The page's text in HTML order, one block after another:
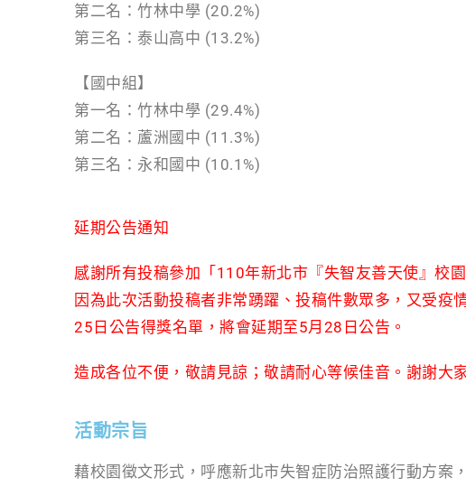
第二名：竹林中學 (20.2%)
第三名：泰山高中 (13.2%)
【國中組】
第一名：竹林中學 (29.4%)
第二名：蘆洲國中 (11.3%)
第三名：永和國中 (10.1%)
延期公告通知
感謝所有投稿參加「110年新北市『失智友善天使』校
因為此次活動投稿者非常踴躍、投稿件數眾多，又受疫
25日公告得獎名單，將會延期至5月28日公告。
造成各位不便，敬請見諒；敬請耐心等候佳音。謝謝大
活動宗旨
藉校園徵文形式，呼應新北市失智症防治照護行動方案